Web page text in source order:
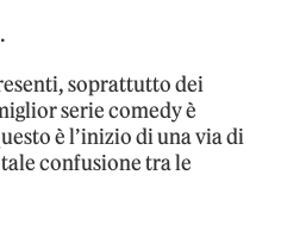
soprattutto dei
serie comedy è
è l’inizio di una via di
confusione tra le